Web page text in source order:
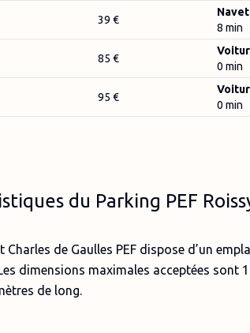
39 €
8 min
85 €
0 min
95 €
0 min
du Parking PEF
Charles de Gaulles PEF dispose d’un
dimensions maximales acceptées sont
de long.